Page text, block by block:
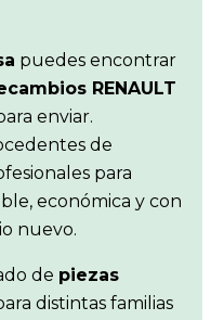
puedes encontrar
RENAULT
enviar.
de
para
económica y con
nuevo.
de piezas
distintas familias